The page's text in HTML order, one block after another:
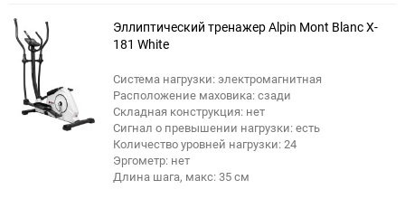
еще 6 фото
Эллиптический тренажер Alpin Mont Blanc X-
181 White
Система нагрузки: электромагнитная
Расположение маховика: сзади
Складная конструкция: нет
Сигнал о превышении нагрузки: есть
Количество уровней нагрузки: 24
Эргометр: нет
Длина шага, макс: 35 см